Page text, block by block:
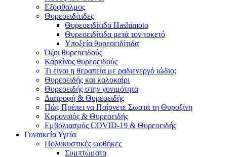
Εξόφθαλμος
Θυρεοειδίτιδες
Θυρεοειδίτιδα Hashimoto
Θυρεοειδίτιδα μετά τον τοκετό
Υποξεία θυρεοειδίτιδα
Όζοι θυρεοειδούς
Καρκίνος θυρεοειδούς
Τι είναι η θεραπεία με ραδιενεργό ιώδιο;
Θυρεοειδής και καλοκαίρι
Θυρεοειδής στην γονιμότητα
Διατροφή & Θυρεοειδής
Πώς Πρέπει να Παίρνετε Σωστά τη Θυροξίνη
Κορονοϊός & Θυρεοειδής
Εμβολιασμός COVID-19 & Θυρεοειδής
Γυναικεία Υγεία
Πολυκυστικές ωοθήκες
Συμπτώματα